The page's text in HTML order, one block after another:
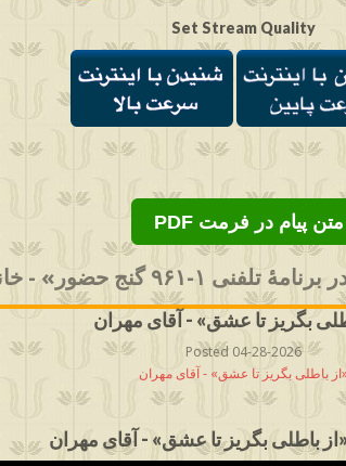
Set Stream Quality
PDF متن پیام در فرمت
گنج حضور» - خانم مهردخت
Posted 04-28-2026
- آقای مهران»
باطلی بگریز تا عشق» - آقای مهران